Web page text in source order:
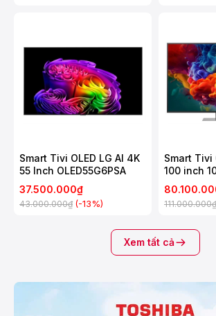
Smart Tivi OLED LG AI 4K
55 Inch OLED55G6PSA
37.500.000₫
43.000.000₫ (-13%)
Smart Tivi
100 inch
111.000.000₫
Xem tất cả